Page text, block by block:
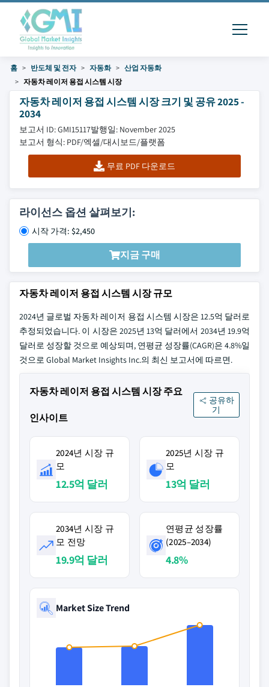
홈 반도체 및 전자 자동화
산업 자동화
자동차 레이저 용접 시스템 시장
자동차 레이저 용접 시스템 시장 크기 및 공유 2025 -
2034
보고서 ID: GMI15117발행일: November 2025
보고서 형식: PDF/엑셀/대시보드/플랫폼
무료 PDF 다운로드
라이선스 옵션 살펴보기:
시작 가격: $2,450
지금 구매
자동차 레이저 용접 시스템 시장 규모
2024년 글로벌 자동차 레이저 용접 시스템 시장은 12.5억 달러로
추정되었습니다. 이 시장은 2025년 13억 달러에서 2034년 19.9억
달러로 성장할 것으로 예상되며, 연평균 성장률(CAGR)은 4.8%일
것으로 Global Market Insights Inc.의 최신 보고서에 따르면.
자동차 레이저 용접 시스템 시장 주요
인사이트
공유하
기
2024년 시장 규
모
12.5억 달러
2025년 시장 규
모
13억 달러
2034년 시장 규
모 전망
19.9억 달러
연평균 성장률
(2025–2034)
4.8%
Market Size Trend